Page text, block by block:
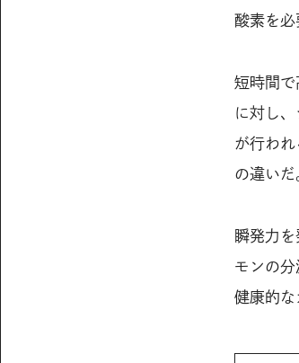
酸素を必
短時間
に対し
が行わ
の違いだ
瞬発力
モンの
健康的な